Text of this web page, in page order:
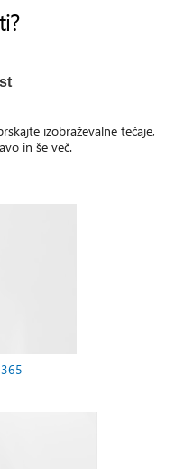
izobraževalne tečaje,
in še več.